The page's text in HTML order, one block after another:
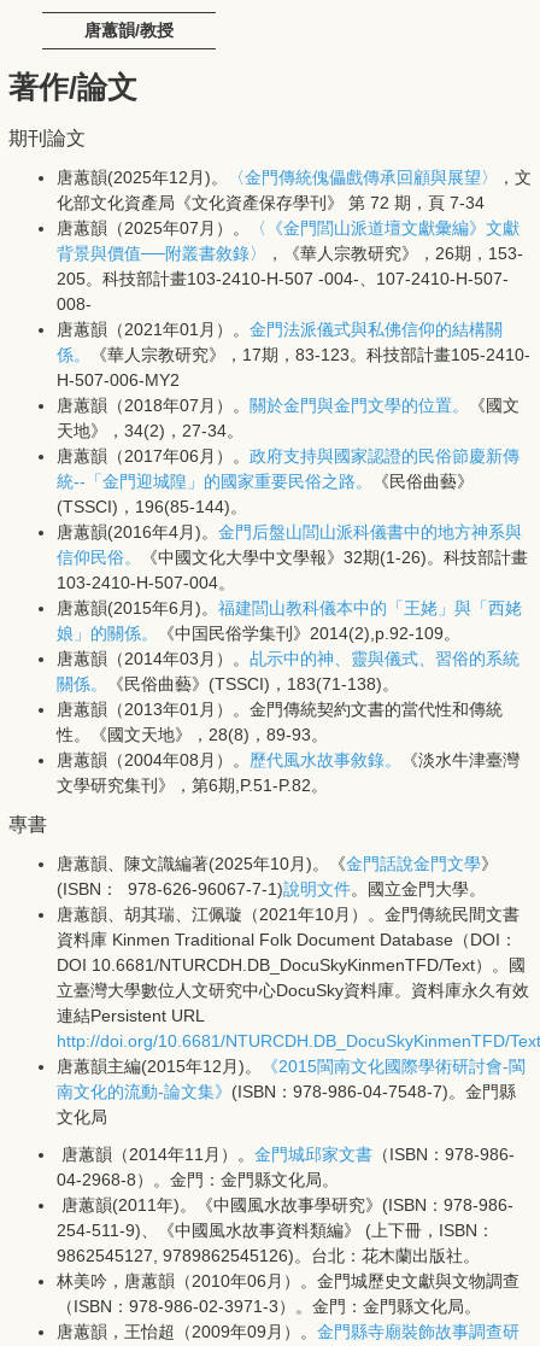
唐蕙韻/教授
著作/論文
期刊論文
唐蕙韻(2025年12月)。 〈金門傳統傀儡戲傳承回顧與展望〉
，文
化部文化資產局《文化資產保存學刊》 第 72 期，頁 7-34
唐蕙韻（2025年07月）。
〈《金門閭山派道壇文獻彙編》文獻
背景與價值──附叢書敘錄〉
，《華人宗教研究》，26期，153-
205。科技部計畫103-2410-H-507 -004-、107-2410-H-507-
008-
唐蕙韻（2021年01月）。 金門法派儀式與私佛信仰的結構關
係。
《華人宗教研究》，17期，83-123。科技部計畫105-2410-
H-507-006-MY2
唐蕙韻（2018年07月）。 關於金門與金門文學的位置。
《國文
天地》，34(2)，27-34。
唐蕙韻（2017年06月）。 政府支持與國家認證的民俗節慶新傳
統--「金門迎城隍」的國家重要民俗之路。
《民俗曲藝》
(TSSCI)，196(85-144)。
唐蕙韻(2016年4月)。 金門后盤山閭山派科儀書中的地方神系與
信仰民俗。
《中國文化大學中文學報》32期(1-26)。科技部計畫
103-2410-H-507-004。
唐蕙韻(2015年6月)。 福建閭山教科儀本中的「王姥」與「西姥
娘」的關係。
《中国民俗学集刊》2014(2),p.92-109。
唐蕙韻（2014年03月）。 乩示中的神、靈與儀式、習俗的系統
關係。
《民俗曲藝》(TSSCI)，183(71-138)。
唐蕙韻（2013年01月）。金門傳統契約文書的當代性和傳統
性。《國文天地》，28(8)，89-93。
唐蕙韻（2004年08月）。 歷代風水故事敘錄。
《淡水牛津臺灣
文學研究集刊》，第6期,P.51-P.82。
專書
唐蕙韻、陳文識編著(2025年10月)。《金門話說金門文學》
(ISBN： 978-626-96067-7-1)說明文件。國立金門大學。
唐蕙韻、胡其瑞、江佩璇（2021年10月）。金門傳統民間文書
資料庫 Kinmen Traditional Folk Document Database（DOI：
DOI 10.6681/NTURCDH.DB_DocuSkyKinmenTFD/Text）。國
立臺灣大學數位人文研究中心DocuSky資料庫。資料庫永久有效
連結Persistent URL
http://doi.org/10.6681/NTURCDH.DB_DocuSkyKinmenTFD/Text
唐蕙韻主編(2015年12月)。
《2015閩南文化國際學術研討會-閩
南文化的流動-論文集》 (ISBN：978-986-04-7548-7)。金門縣
文化局
唐蕙韻（2014年11月）。 金門城邱家文書 （ISBN：978-986-
04-2968-8）。金門：金門縣文化局。
唐蕙韻(2011年)。《中國風水故事學研究》(ISBN：978-986-
254-511-9)、《中國風水故事資料類編》 (上下冊，ISBN：
9862545127, 9789862545126)。台北：花木蘭出版社。
林美吟，唐蕙韻（2010年06月）。金門城歷史文獻與文物調查
（ISBN：978-986-02-3971-3）。金門：金門縣文化局。
唐蕙韻，王怡超（2009年09月）。 金門縣寺廟裝飾故事調查研